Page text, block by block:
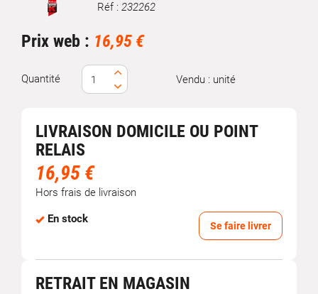
Marque Réf : 232262
Prix web : 16,95 €
Quantité Vendu : unité
LIVRAISON DOMICILE OU POINT
RELAIS
16,95 €
Hors frais de livraison
En stock
Se faire livrer
RETRAIT EN MAGASIN